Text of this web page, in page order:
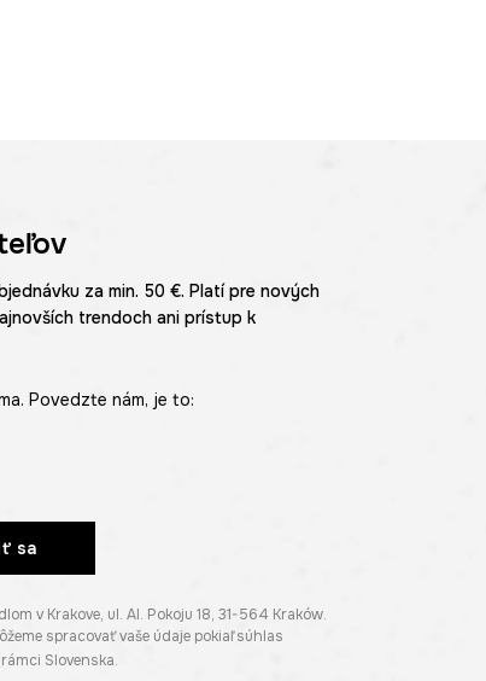
za min. 50 €. Platí pre nových
trendoch ani prístup k
Povedzte nám, je to:
sa
v Krakove, ul. Al. Pokoju 18, 31-564 Kraków.
spracovať vaše údaje pokiaľ súhlas
Slovenska.